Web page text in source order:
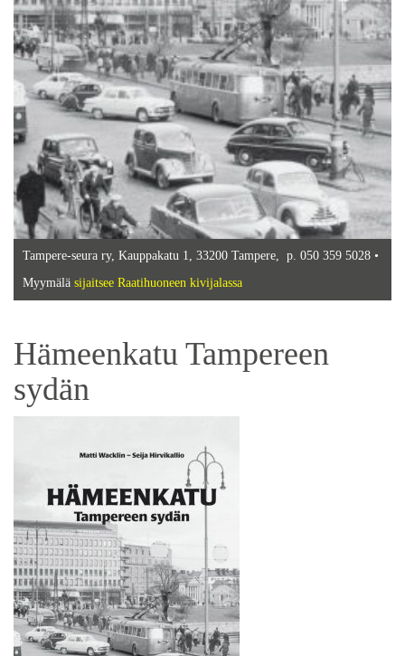
Tampere-seura ry, Kauppakatu 1, 33200 Tampere, p. 050 359 5028 •
Myymälä sijaitsee Raatihuoneen kivijalassa
Hämeenkatu Tampereen
sydän